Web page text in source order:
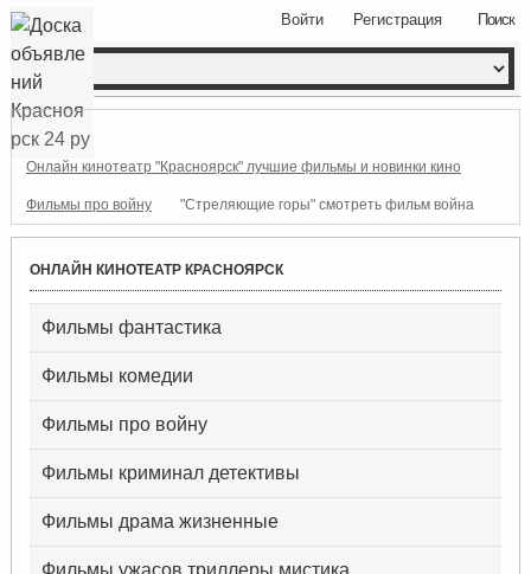
Поиск
Войти Регистрация
Онлайн кинотеатр "Красноярск" лучшие фильмы и новинки кино
Фильмы про войну "Стреляющие горы" смотреть фильм война
ОНЛАЙН КИНОТЕАТР КРАСНОЯРСК
Фильмы фантастика
Фильмы комедии
Фильмы про войну
Фильмы криминал детективы
Фильмы драма жизненные
Фильмы ужасов триллеры мистика